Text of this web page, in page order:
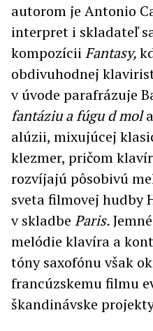
autorom je Antonio
interpret i skladateľ
kompozícii Fantasy,
obdivuhodnej
v úvode parafrázuje
fantáziu a fúgu d mol
alúzii, mixujúcej
klezmer, pričom
rozvíjajú pôsobivú
sveta filmovej hudby
v skladbe Paris.
melódie klavíra a
tóny saxofónu však
francúzskemu filmu
škandinávske